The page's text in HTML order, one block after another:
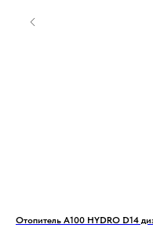
Отопитель А100 HYDRO D14